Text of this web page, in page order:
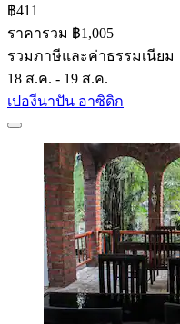
฿411
ราคารวม ฿1,005
รวมภาษีและค่าธรรมเนียม
18 ส.ค. - 19 ส.ค.
เปองีนาปัน อาซิดิก